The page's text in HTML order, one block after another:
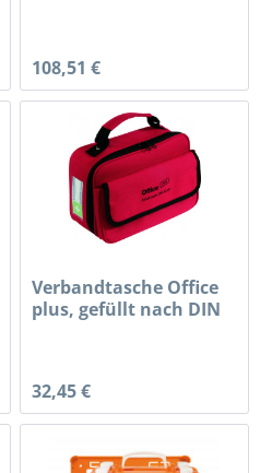
108,51 €
Verbandtasche Office
plus, gefüllt nach DIN
32,45 €